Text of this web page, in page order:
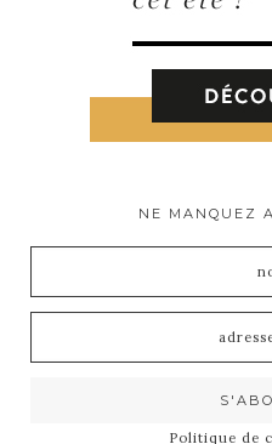
NE MANQUEZ
Politique de